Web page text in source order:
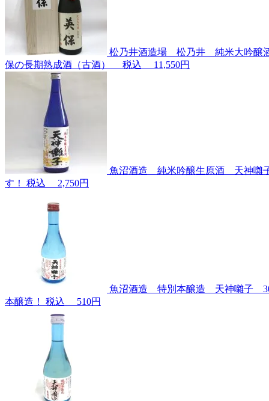
松乃井酒造場 松乃井 純米大吟
保の長期熟成酒（古酒）
税込 11,550円
魚沼酒造 純米吟醸生原酒 天神囃
す！
税込 2,750円
魚沼酒造 特別本醸造 天神囃子
本醸造！
税込 510円